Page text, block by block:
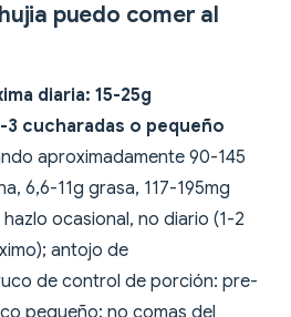
puedo comer al
diaria: 15-25g
3 cucharadas o pequeño
aproximadamente 90-145
6,6-11g grasa, 117-195mg
ocasional, no diario (1-2
antojo de
de control de porción: pre-